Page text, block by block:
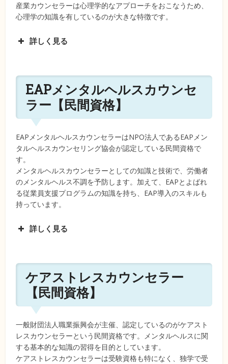
Ⅰ種
（マス
ース）
人事労務管理者向け。産業保健スタッ
フと連携し、メンタルヘルスケア計画
産業カウンセラーは心理学的なアプローチをおこなうため、
心理学の知識を有しているのが大きな特徴です。
詳しく見る
EAPメンタルヘルスカウンセ
ラー【民間資格】
EAPメンタルヘルスカウンセラーはNPO法人であるEAPメン
タルヘルスカウンセリング協会が認定している民間資格で
す。
メンタルヘルスカウンセラーとしての知識と技術で、労働者
のメンタルヘルス不調を予防します。加えて、EAPとよばれ
る従業員支援プログラムの知識を持ち、EAP導入のスキルも
持っています。
詳しく見る
ケアストレスカウンセラー
【民間資格】
一般財団法人職業振興会が主催、認定しているのがケアスト
レスカウンセラーという民間資格です。メンタルヘルスに関
する基本的な知識の習得を目的としています。
ケアストレスカウンセラーは受験資格も特になく、独学で受